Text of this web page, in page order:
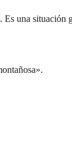
Es una situación